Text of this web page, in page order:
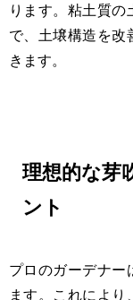
ります。粘土質
で、土壌構造を改
きます。
理想的な芽
ント
プロのガーデナー
ます。これによ